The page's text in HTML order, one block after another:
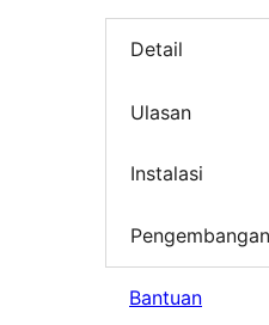
Detail
Ulasan
Instalasi
Pengembangan
Bantuan